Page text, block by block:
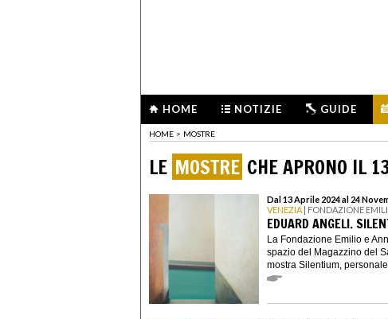
HOME NOTIZIE GUIDE
HOME > MOSTRE
LE MOSTRE CHE APRONO IL
Dal 13 Aprile 2024 al 24
VENEZIA | FONDAZIONE
EDUARD ANGELI.
La Fondazione Emilio e
spazio del Magazzino del
mostra Silentium, personale